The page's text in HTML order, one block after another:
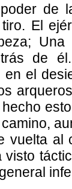
de
El
Una
de
en el
vuelta al
visto